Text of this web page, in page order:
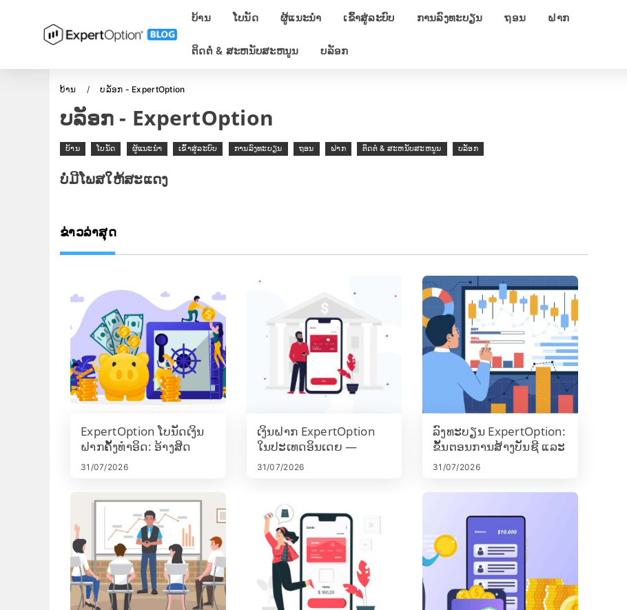
ບ້ານ ໂບນັດ ຜູ້ແນະນຳ ເຂົ້າ​ສູ່​ລະ​ບົບ ການລົງທະບຽນ ຖອນ ຝາກ
ຕິດ​ຕໍ່ & ສະ​ຫນັບ​ສະ​ຫນູນ​ ບລັອກ
ບ້ານ ບລັອກ - ExpertOption
ບລັອກ - ExpertOption
ບ້ານ ໂບນັດ ຜູ້ແນະນຳ ເຂົ້າ​ສູ່​ລະ​ບົບ ການລົງທະບຽນ ຖອນ ຝາກ ຕິດ​ຕໍ່ & ສະ​ຫນັບ​ສະ​ຫນູນ​ ບລັອກ
ບໍ່ມີໂພສໃຫ້ສະແດງ
ຂ່າວ​ລ່າ​ສຸດ
ExpertOption ໂບນັດເງິນ
ຝາກຄັ້ງທໍາອິດ: ອ້າງສິດ
ສູງສຸດ 120% ໃນເງິນຝາກ
ຂອງທ່ານ
31/07/2026
ເງິນຝາກ ExpertOption
ໃນປະເທດອິນເດຍ —
Visa/Mastercard, UPI, E-
payments & Crypto
31/07/2026
ລົງທະບຽນ ExpertOption:
ຂັ້ນຕອນການສ້າງບັນຊີ ແລະ
ຄວາມຕ້ອງການ
31/07/2026